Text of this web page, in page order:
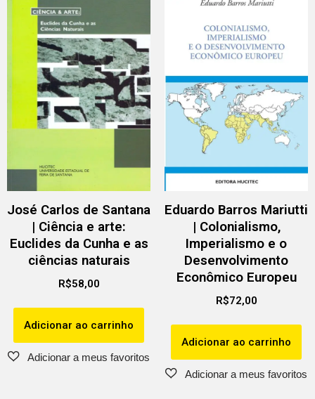
José Carlos de Santana
| Ciência e arte:
Euclides da Cunha e as
ciências naturais
R$58,00
Adicionar ao carrinho
Eduardo Barros Mariutti
| Colonialismo,
Imperialismo e o
Desenvolvimento
Econômico Europeu
R$72,00
Adicionar ao carrinho